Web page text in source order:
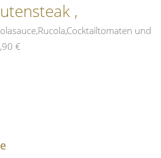
,
und
€